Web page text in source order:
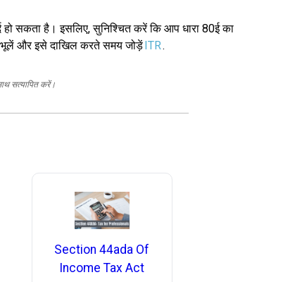
हो सकता है। इसलिए, सुनिश्चित करें कि आप धारा 80ई का
भूलें और इसे दाखिल करते समय जोड़ें ITR.
सत्यापित करें।
Section 44ada Of
Income Tax Act